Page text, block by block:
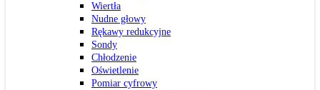
Wiertła
Nudne głowy
Rękawy redukcyjne
Sondy
Chłodzenie
Oświetlenie
Pomiar cyfrowy